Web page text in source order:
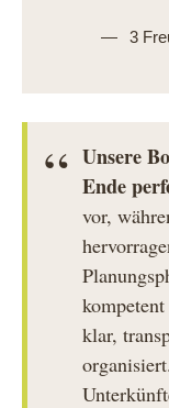
3
Unsere
Ende
vor,
klar,